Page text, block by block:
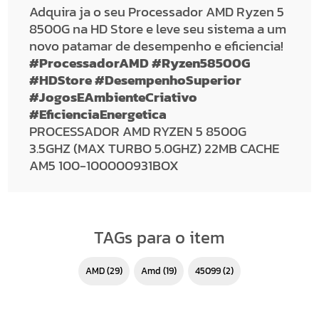
Adquira ja o seu Processador AMD Ryzen 5
8500G na HD Store e leve seu sistema a um
novo patamar de desempenho e eficiencia!
#ProcessadorAMD #Ryzen58500G
#HDStore #DesempenhoSuperior
#JogosEAmbienteCriativo
#EficienciaEnergetica
PROCESSADOR AMD RYZEN 5 8500G
3.5GHZ (MAX TURBO 5.0GHZ) 22MB CACHE
AM5 100-100000931BOX
TAGs para o item
AMD(29) amd (19) 45099(2)